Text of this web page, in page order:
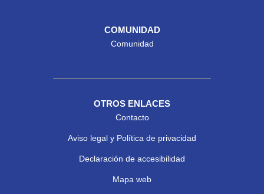
COMUNIDAD
Comunidad
OTROS ENLACES
Contacto
Aviso legal y Política de privacidad
Declaración de accesibilidad
Mapa web